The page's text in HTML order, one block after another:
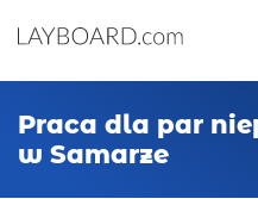
Praca dla par
w Samarze